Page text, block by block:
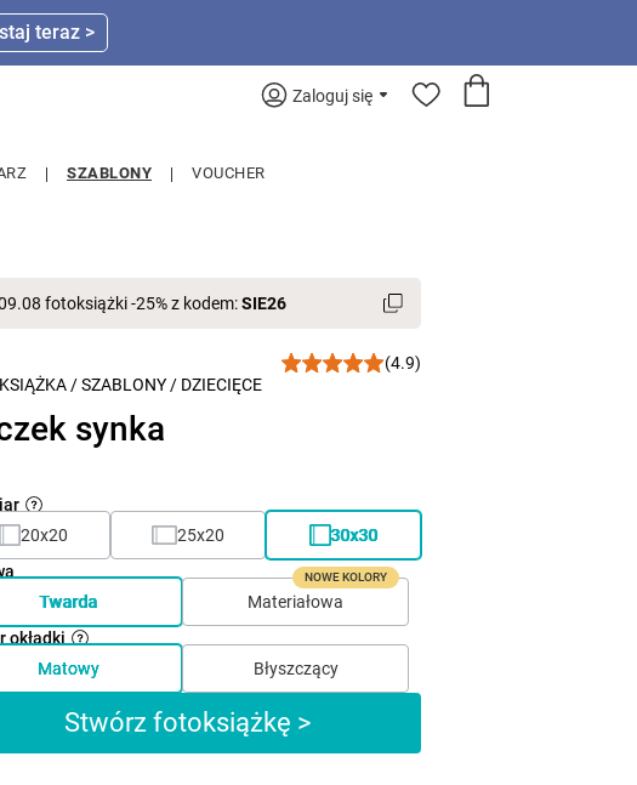
teraz >
Zaloguj się
SZABLONY VOUCHER
fotoksiążki -25% z kodem:SIE26
/SZABLONY / DZIECIĘCE
(4.9)
synka
20x20
25x20
30x30
Twarda
Materiałowa
NOWE KOLORY
okładki
Matowy
Błyszczący
Stwórz fotoksiążkę >